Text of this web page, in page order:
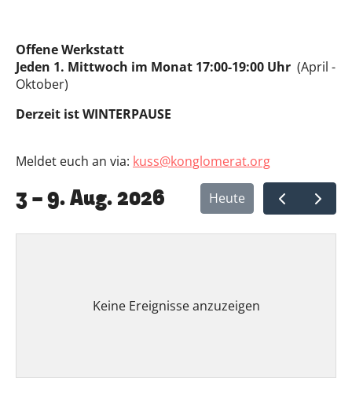
Offene Werkstatt
Jeden 1. Mittwoch im Monat 17:00-19:00 Uhr (April -
Oktober)
Derzeit ist WINTERPAUSE
Meldet euch an via: kuss@konglomerat.org
3 – 9. Aug. 2026 Heute
Keine Ereignisse anzuzeigen